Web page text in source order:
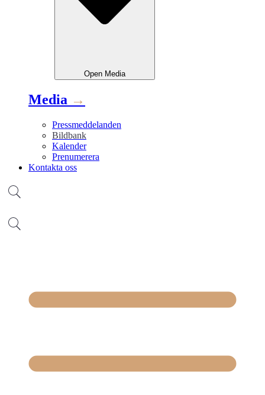
Open Media
Media →
Pressmeddelanden
Bildbank
Kalender
Prenumerera
Kontakta oss